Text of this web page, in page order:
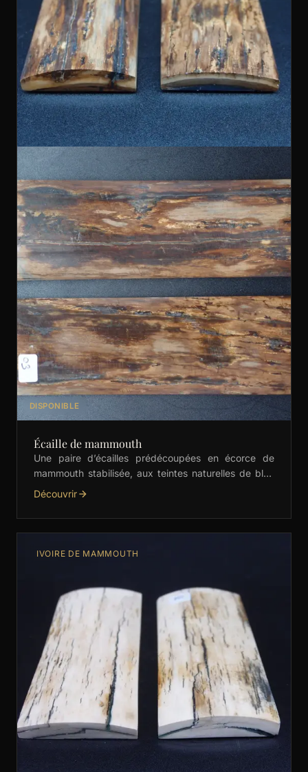
DISPONIBLE
Écaille de mammouth
Une paire d’écailles prédécoupées en écorce de
mammouth stabilisée, aux teintes naturelles de bleu
et beige. Idéales pour les manches de couteaux,
Découvrir
IVOIRE DE MAMMOUTH